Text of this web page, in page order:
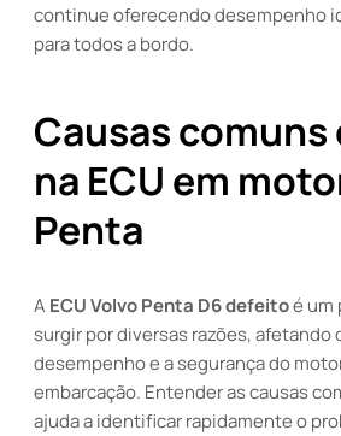
continue oferecendo desempenho
para todos a bordo.
Causas comuns
na ECU em
Penta
A ECU Volvo Penta D6 defeitoé um
surgir por diversas razões, afetando
desempenho e a segurança do
embarcação. Entender as causas
ajuda a identificar rapidamente o